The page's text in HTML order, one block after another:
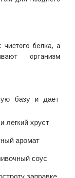
белка, а
организм
базу и дает
легкий хруст
аромат
соус